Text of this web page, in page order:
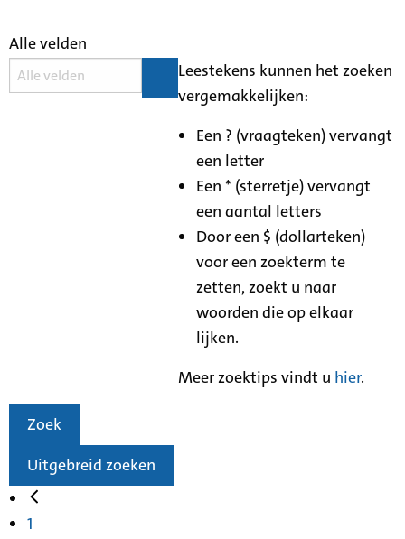
Alle velden
Leestekens kunnen het zoeken
vergemakkelijken:
Een ? (vraagteken) vervangt
een letter
Een * (sterretje) vervangt
een aantal letters
Door een $ (dollarteken)
voor een zoekterm te
zetten, zoekt u naar
woorden die op elkaar
lijken.
Meer zoektips vindt u hier.
Zoek
Uitgebreid zoeken
1